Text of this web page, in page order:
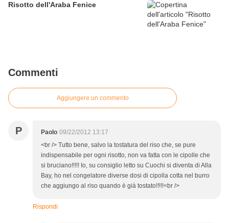
Risotto dell'Araba Fenice
Commenti
Aggiungere un commento
P Paolo 09/22/2012 13:17
<br /> Tutto bene, salvo la tostatura del riso che, se pure
indispensabile per ogni risotto, non va fatta con le cipolle che
si bruciano!!!!! Io, su consiglio letto su Cuochi si diventa di Alla
Bay, ho nel congelatore diverse dosi di cipolla cotta nel burro
che aggiungo al riso quando è già tostato!!!!!<br />
Rispondi